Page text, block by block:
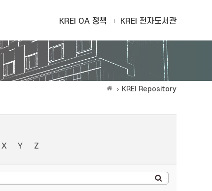
KREI OA 정책 KREI 전자도서관
KREI Repository
X Y Z